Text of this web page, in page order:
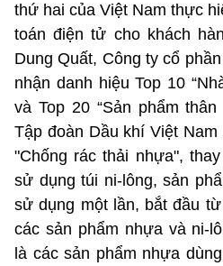
thứ hai của Việt Nam thực
toán điện tử cho khách
Dung Quất, Công ty cổ
nhận danh hiệu Top 10
và Top 20 “Sản phẩm
Tập đoàn Dầu khí Việt
"Chống rác thải nhựa",
sử dụng túi ni-lông, sản
sử dụng một lần, bắt đầu
các sản phẩm nhựa và ni-
là các sản phẩm nhựa